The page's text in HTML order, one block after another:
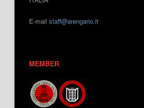
E-mail staff@arengario.it
MEMBER